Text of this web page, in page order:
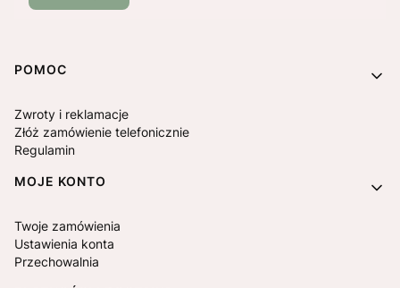
Linki w stopce
POMOC
Zwroty i reklamacje
Złóż zamówienie telefonicznie
Regulamin
MOJE KONTO
Twoje zamówienia
Ustawienia konta
Przechowalnia